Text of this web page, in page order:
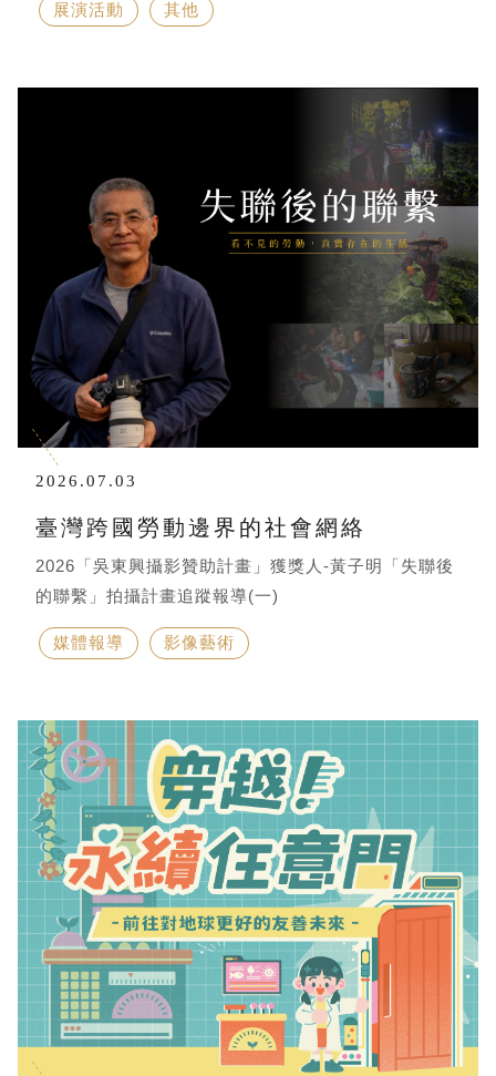
常。
展演活動 其他
2026.07.03
臺灣跨國勞動邊界的社會網絡
2026「吳東興攝影贊助計畫」獲獎人-黃子明「失聯後
的聯繫」拍攝計畫追蹤報導(一)
媒體報導 影像藝術